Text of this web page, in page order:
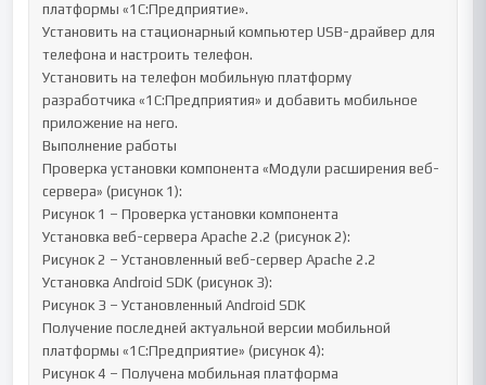
платформы «1С:Предприятие».
Установить на стационарный компьютер USB-драйвер для
телефона и настроить телефон.
Установить на телефон мобильную платформу
разработчика «1С:Предприятия» и добавить мобильное
приложение на него.
Выполнение работы
Проверка установки компонента «Модули расширения веб-
сервера» (рисунок 1):
Рисунок 1 – Проверка установки компонента
Установка веб-сервера Apache 2.2 (рисунок 2):
Рисунок 2 – Установленный веб-сервер Apache 2.2
Установка Android SDK (рисунок 3):
Рисунок 3 – Установленный Android SDK
Получение последней актуальной версии мобильной
платформы «1С:Предприятие» (рисунок 4):
Рисунок 4 – Получена мобильная платформа